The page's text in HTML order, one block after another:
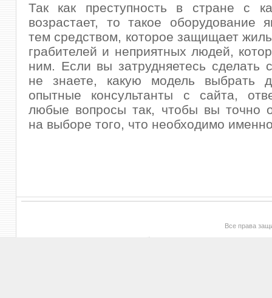
Так как преступность в стране с
возрастает, то такое оборудование
тем средством, которое защищает
грабителей и неприятных людей,
ним. Если вы затрудняетесь сделать
не знаете, какую модель выбрать
опытные консультанты с сайта,
любые вопросы так, чтобы вы точно
на выборе того, что необходимо
Все права